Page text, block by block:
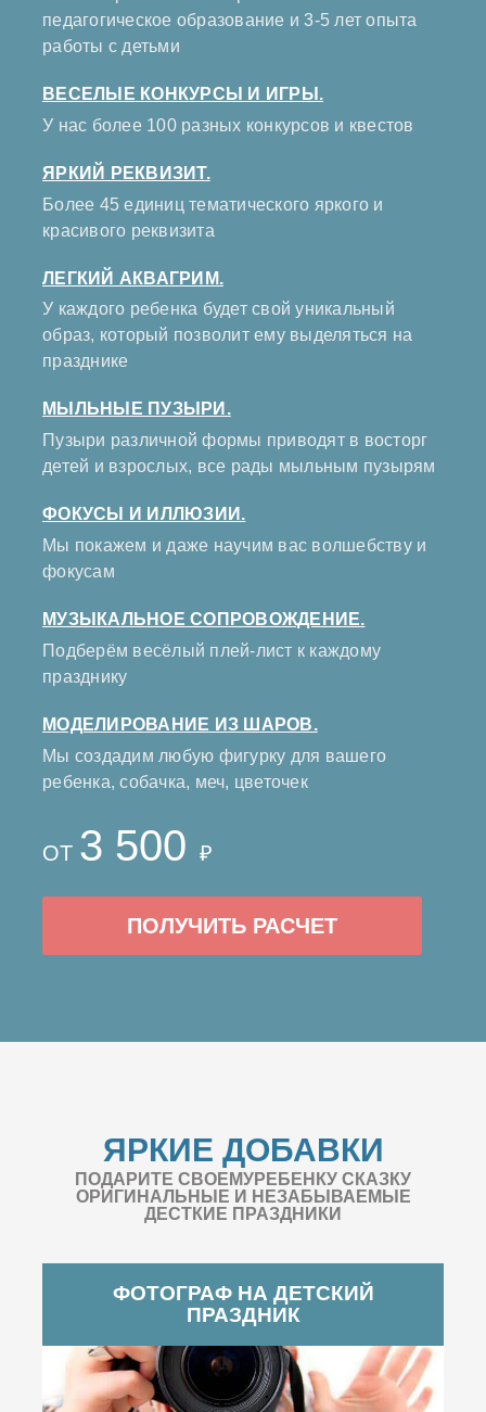
педагогическое образование и 3-5 лет опыта
работы с детьми
ВЕСЕЛЫЕ КОНКУРСЫ И ИГРЫ.
У нас более 100 разных конкурсов и квестов
ЯРКИЙ РЕКВИЗИТ.
Более 45 единиц тематического яркого и
красивого реквизита
ЛЕГКИЙ АКВАГРИМ.
У каждого ребенка будет свой уникальный
образ, который позволит ему выделяться на
празднике
МЫЛЬНЫЕ ПУЗЫРИ.
Пузыри различной формы приводят в восторг
детей и взрослых, все рады мыльным пузырям
ФОКУСЫ И ИЛЛЮЗИИ.
Мы покажем и даже научим вас волшебству и
фокусам
МУЗЫКАЛЬНОЕ СОПРОВОЖДЕНИЕ.
Подберём весёлый плей-лист к каждому
празднику
МОДЕЛИРОВАНИЕ ИЗ ШАРОВ.
Мы создадим любую фигурку для вашего
ребенка, собачка, меч, цветочек
ОТ 3 500 ₽
ПОЛУЧИТЬ РАСЧЕТ
ЯРКИЕ ДОБАВКИ
ПОДАРИТЕ СВОЕМУРЕБЕНКУ СКАЗКУ
ОРИГИНАЛЬНЫЕ И НЕЗАБЫВАЕМЫЕ
ДЕСТКИЕ ПРАЗДНИКИ
ФОТОГРАФ НА ДЕТСКИЙ
ПРАЗДНИК